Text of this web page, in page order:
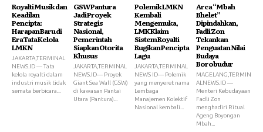
Royalti Musik dan
Keadilan
Pencipta:
Harapan Baru di
Era Tata Kelola
LMKN
JAKARTA,TERMINAL
NEWS.ID — Tata
kelola royalti dalam
industri musik tidak
semata berbicara...
GSW Pantura
Jadi Proyek
Strategis
Nasional,
Pemerintah
Siapkan Otorita
Khusus
JAKARTA,TERMINAL
NEWS.ID— Proyek
Giant Sea Wall (GSW)
di kawasan Pantai
Utara (Pantura)...
Polemik LMKN
Kembali
Mengemuka,
LMK Klaim
Sistem Royalti
Rugikan Pencipta
Lagu
JAKARTA,TERMINAL
NEWS ID— Polemik
yang menyeret nama
Lembaga
Manajemen Kolektif
Nasional kembali...
Arca “Mbah
Bhelet”
Dipindahkan,
Fadli Zon
Tekankan
Penguatan Nilai
Budaya
Borobudur
MAGELANG,TERMIN
ALNEWS.ID —
Menteri Kebudayaan
Fadli Zon
menghadiri Ritual
Ageng Boyongan
Mbah...